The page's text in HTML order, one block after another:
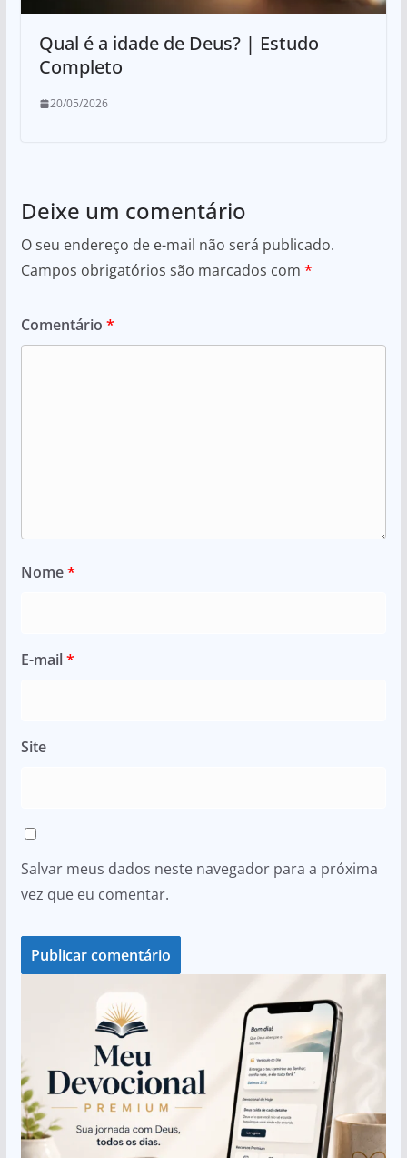
Qual é a idade de Deus? | Estudo
Completo
20/05/2026
Deixe um comentário
O seu endereço de e-mail não será publicado.
Campos obrigatórios são marcados com *
Comentário *
Nome*
E-mail*
Site
Salvar meus dados neste navegador para a próxima
vez que eu comentar.